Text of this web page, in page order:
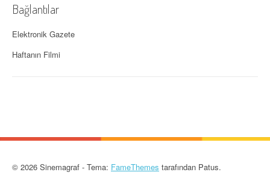
Bağlantılar
Elektronik Gazete
Haftanın Filmi
© 2026 Sinemagraf - Tema: FameThemes tarafından Patus.